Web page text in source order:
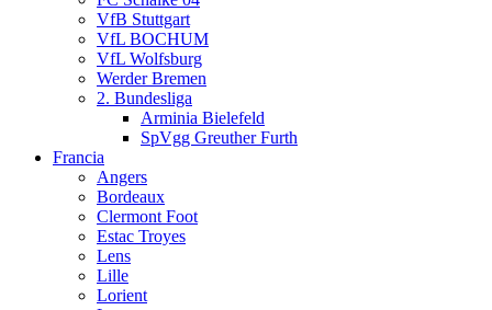
VfB Stuttgart
VfL BOCHUM
VfL Wolfsburg
Werder Bremen
2. Bundesliga
Arminia Bielefeld
SpVgg Greuther Furth
Francia
Angers
Bordeaux
Clermont Foot
Estac Troyes
Lens
Lille
Lorient